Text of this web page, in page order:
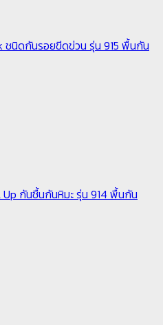
ชนิดกันรอยขีดข่วน รุ่น 915 พื้นกัน
กันชื้นกันหิมะ รุ่น 914 พื้นกัน